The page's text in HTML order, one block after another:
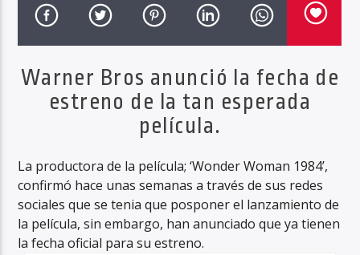
Warner Bros anunció la fecha de
estreno de la tan esperada
película.
La productora de la película; ‘Wonder Woman 1984’,
confirmó hace unas semanas a través de sus redes
sociales que se tenia que posponer el lanzamiento de
la película, sin embargo, han anunciado que ya tienen
la fecha oficial para su estreno.